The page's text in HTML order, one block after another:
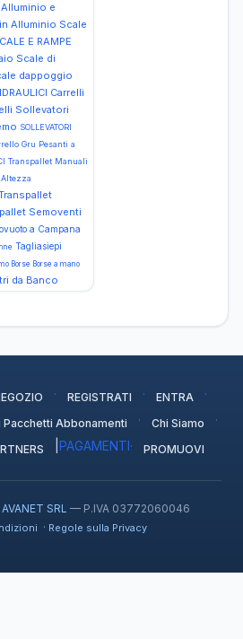
Alluminio e
Alluminio Scale
E RAMPE
Scale di
dappoggio
Carrelli
Sollevatori
SOLLEVATORI
Gru Pesanti a
Transpallet Manuali
Semoventi
a Campana
Tagliasiepi
Borse Borse a mano
da Banco
· REGISTRATI · ENTRA ·
Pacchetti Abbonamenti · Chi Siamo ·
PAGAMENTI· PROMUOVI
AVANET SRL — P.IVA 03772060046
· Regole sulla Privacy